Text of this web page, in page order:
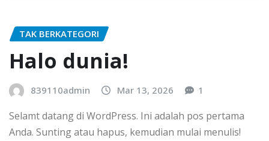
TAK BERKATEGORI
Halo dunia!
839110admin Mar 13, 2026 1
Selamt datang di WordPress. Ini adalah pos pertama
Anda. Sunting atau hapus, kemudian mulai menulis!